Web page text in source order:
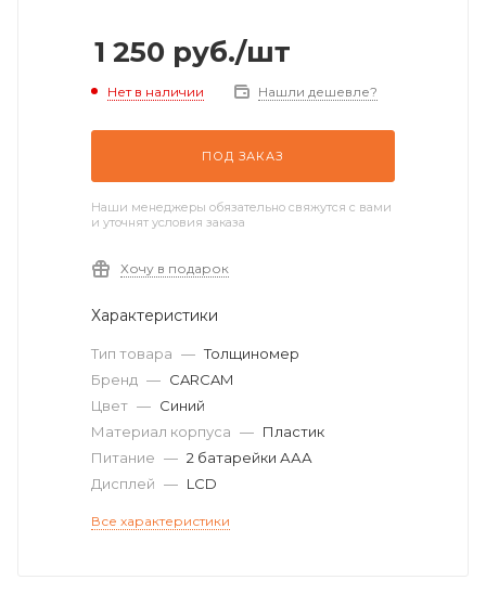
1 250 руб./шт
Нет в наличии Нашли дешевле?
ПОД ЗАКАЗ
Наши менеджеры обязательно свяжутся с вами
и уточнят условия заказа
Хочу в подарок
Характеристики
Тип товара — Толщиномер
Бренд — CARCAM
Цвет — Синий
Материал корпуса — Пластик
Питание — 2 батарейки ААА
Дисплей — LCD
Все характеристики